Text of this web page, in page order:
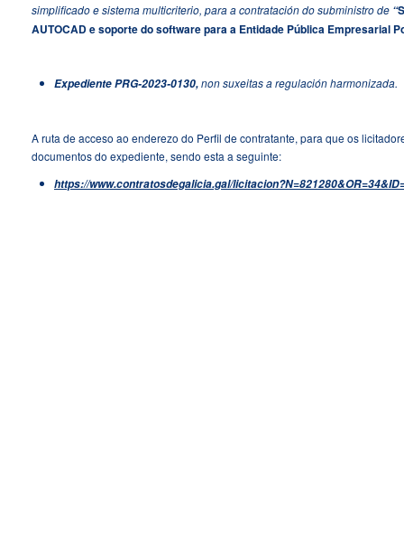
simplificado e sistema multicriterio, para a contratación do subministro de “
AUTOCAD e soporte do software para a Entidade Pública Empresarial
Expediente PRG-2023-0130,non suxeitas a regulación harmonizada.
A ruta de acceso ao enderezo do Perfil de contratante, para que os
documentos do expediente, sendo esta a seguinte:
https://www.contratosdegalicia.gal/